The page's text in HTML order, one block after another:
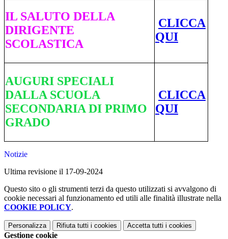
IL SALUTO DELLA
DIRIGENTE
SCOLASTICA
CLICCA
QUI
AUGURI SPECIALI
DALLA SCUOLA
SECONDARIA DI PRIMO
GRADO
CLICCA
QUI
Notizie
Ultima revisione il 17-09-2024
Questo sito o gli strumenti terzi da questo utilizzati si avvalgono di
cookie necessari al funzionamento ed utili alle finalità illustrate nella
COOKIE POLICY.
Personalizza Rifiuta tutti i cookies Accetta tutti i cookies
Gestione cookie